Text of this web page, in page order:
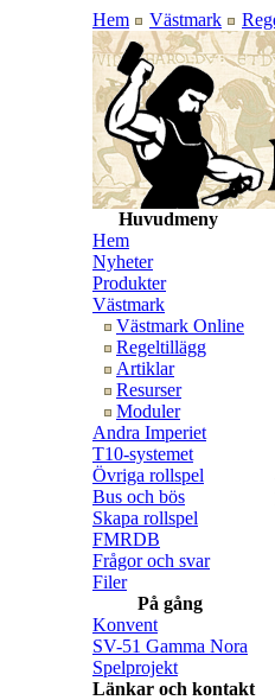
Hem Västmark
Huvudmeny
Hem
Nyheter
Produkter
Västmark
Västmark Online
Regeltillägg
Artiklar
Resurser
Moduler
Andra Imperiet
T10-systemet
Övriga rollspel
Bus och bös
Skapa rollspel
FMRDB
Frågor och svar
Filer
På gång
Konvent
SV-51 Gamma Nora
Spelprojekt
Länkar och kontakt